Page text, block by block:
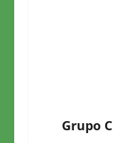
Grupo C